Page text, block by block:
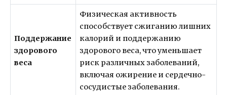
Поддержание
здорового
веса
Физическая активность
способствует сжиганию лишних
калорий и поддержанию
здорового веса, что уменьшает
риск различных заболеваний,
включая ожирение и сердечно-
сосудистые заболевания.